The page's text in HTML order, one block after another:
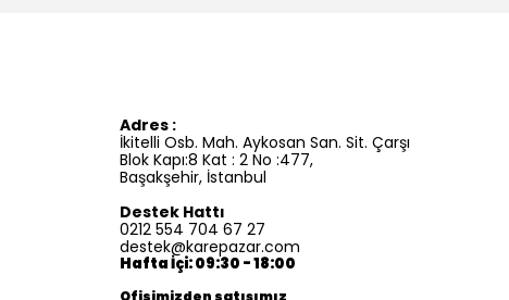
Adres :
İkitelli Osb. Mah. Aykosan San. Sit. Çarşı
Blok Kapı:8 Kat : 2 No :477,
Başakşehir, İstanbul
Destek Hattı
0212 554 704 67 27
destek@karepazar.com
Hafta İçi: 09:30 - 18:00
Ofisimizden satışımız